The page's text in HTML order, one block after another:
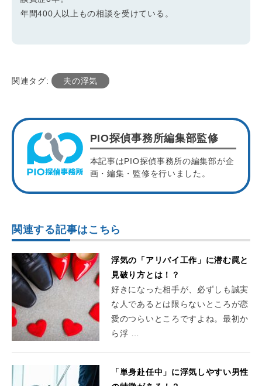
年間400人以上もの相談を受けている。
関連タグ: 夫の浮気
PIO探偵事務所編集部監修
本記事はPIO探偵事務所の編集部が企
画・編集・監修を行いました。
関連する記事はこちら
浮気の「アリバイ工作」に潜む罠と
見破り方とは！？
好きになった相手が、必ずしも誠実
な人であるとは限らないところが恋
愛のつらいところですよね。最初か
ら浮 …
「単身赴任中」に浮気しやすい男性